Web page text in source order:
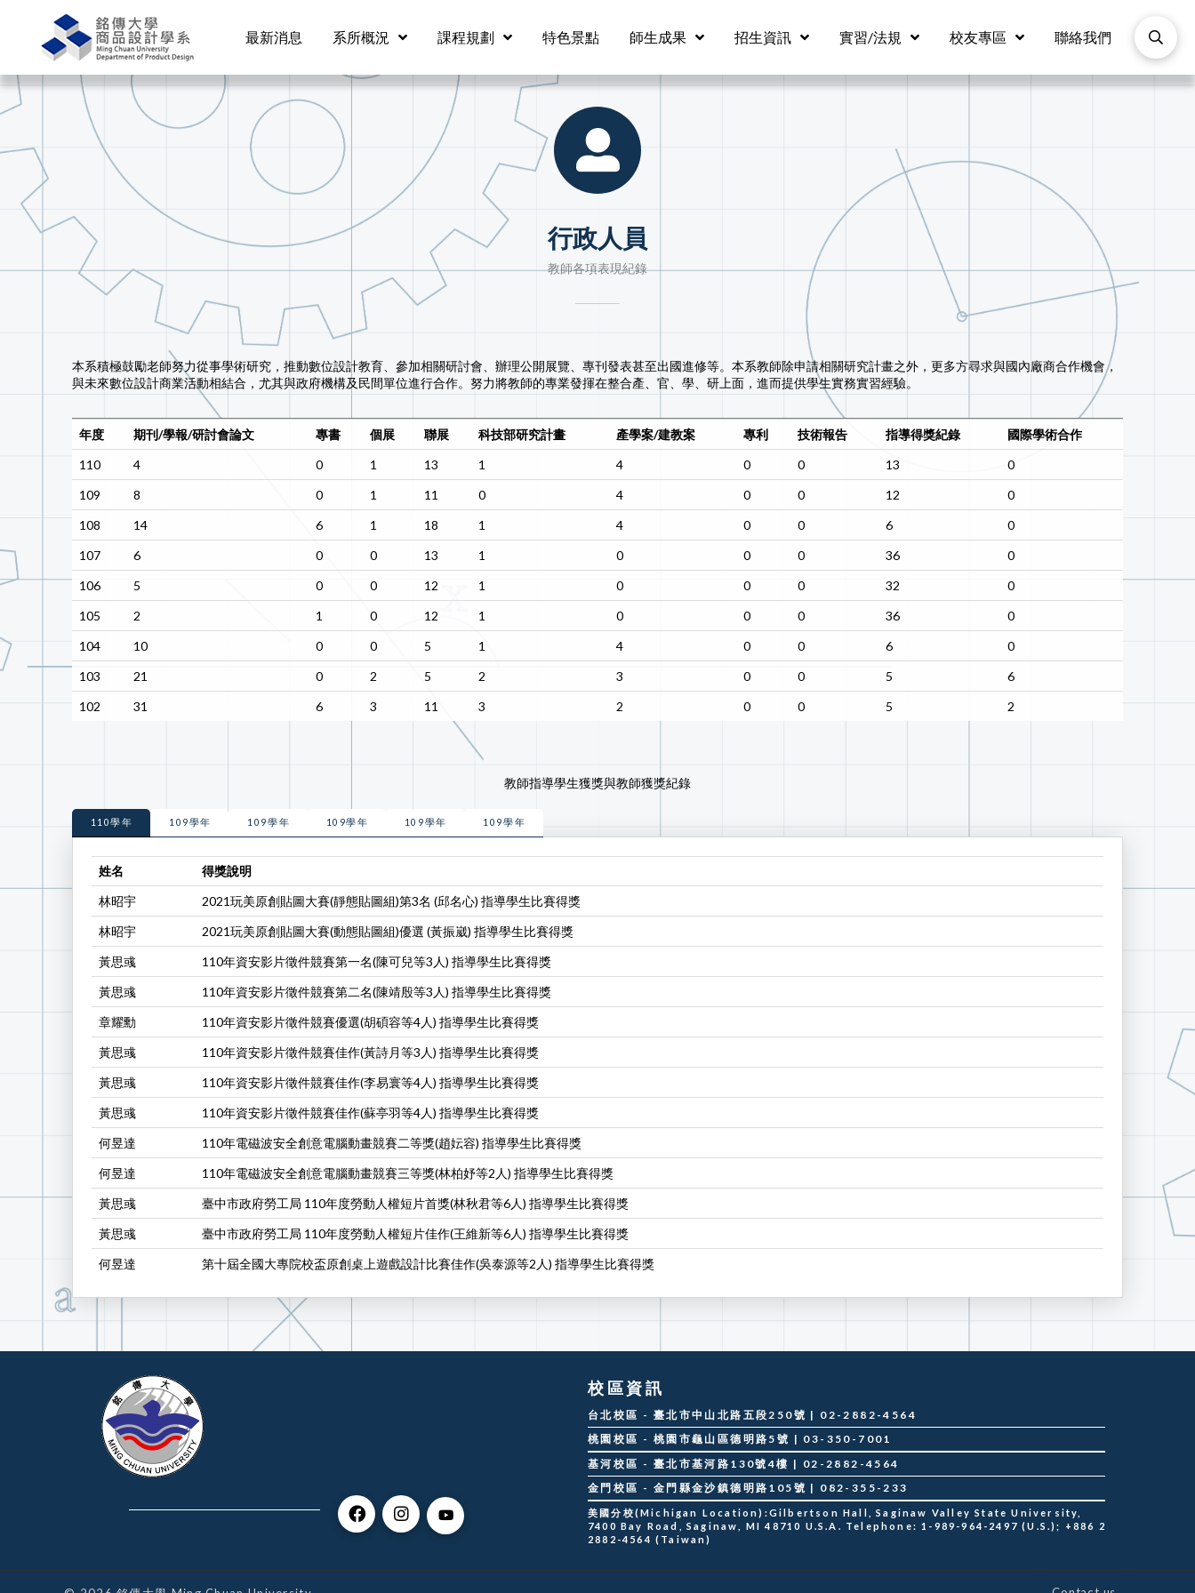
最新消息 系所概況 課程規劃 特色景點 師生成果 招生資訊 實習/法規 校友專區 聯絡我們
行政人員
教師各項表現紀錄
本系積極鼓勵老師努力從事學術研究，推動數位設計教育、參加相關研討會、辦理公開展覽、專刊發表甚至出國進修等。本系教師除申請相關研究計畫之外，更多方尋求與國內廠商合作機會，
與未來數位設計商業活動相結合，尤其與政府機構及民間單位進行合作。努力將教師的專業發揮在整合產、官、學、研上面，進而提供學生實務實習經驗。
年度 期刊/學報/研討會論文 專書 個展 聯展 科技部研究計畫 產學案/建教案 專利 技術報告 指導得獎紀錄
國際學術合作
110
4 0 1 13 1 4 0 0 13
0
109
8 0 1 11 0 4 0 0 12
0
108
14 6 1 18 1 4 0 0 6
0
107
6 0 0 13 1 0 0 0 36
0
106
5 0 0 12 1 0 0 0 32
0
105
2 1 0 12 1 0 0 0 36
0
104
10 0 0 5 1 4 0 0 6
0
103
21 0 2 5 2 3 0 0 5
6
102
31 6 3 11 3 2 0 0 5 2
教師指導學生獲獎與教師獲獎紀錄
110學年 109學年 109學年 109學年 109學年 109學年
姓名
得獎說明
林昭宇
2021玩美原創貼圖大賽(靜態貼圖組)第3名 (邱名心) 指導學生比賽得獎
林昭宇
2021玩美原創貼圖大賽(動態貼圖組)優選 (黃振崴) 指導學生比賽得獎
黃思彧
110年資安影片徵件競賽第一名(陳可兒等3人) 指導學生比賽得獎
黃思彧
110年資安影片徵件競賽第二名(陳靖殷等3人) 指導學生比賽得獎
章耀勳
110年資安影片徵件競賽優選(胡碩容等4人) 指導學生比賽得獎
黃思彧
110年資安影片徵件競賽佳作(黃詩月等3人) 指導學生比賽得獎
黃思彧
110年資安影片徵件競賽佳作(李易寰等4人) 指導學生比賽得獎
黃思彧
110年資安影片徵件競賽佳作(蘇亭羽等4人) 指導學生比賽得獎
何昱達
110年電磁波安全創意電腦動畫競賽二等獎(趙妘容) 指導學生比賽得獎
何昱達
110年電磁波安全創意電腦動畫競賽三等獎(林柏妤等2人) 指導學生比賽得獎
黃思彧
臺中市政府勞工局 110年度勞動人權短片首獎(林秋君等6人) 指導學生比賽得獎
黃思彧
臺中市政府勞工局 110年度勞動人權短片佳作(王維新等6人) 指導學生比賽得獎
何昱達
第十屆全國大專院校盃原創桌上遊戲設計比賽佳作(吳泰源等2人) 指導學生比賽得獎
校區資訊
台北校區 - 臺北市中山北路五段250號 | 02-2882-4564
桃園校區 - 桃園市龜山區德明路5號 | 03-350-7001
基河校區 - 臺北市基河路130號4樓 | 02-2882-4564
金門校區 - 金門縣金沙鎮德明路105號 | 082-355-233
美國分校(Michigan Location):Gilbertson Hall, Saginaw Valley State University,
7400 Bay Road, Saginaw, MI 48710 U.S.A. Telephone: 1-989-964-2497 (U.S.); +886 2
2882-4564 (Taiwan)